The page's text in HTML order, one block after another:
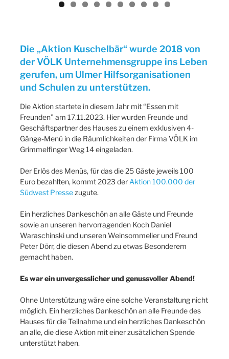
Die „Aktion Kuschelbär“ wurde 2018 von
der VÖLK Unternehmensgruppe ins Leben
gerufen, um Ulmer Hilfsorganisationen
und Schulen zu unterstützen.
Die Aktion startete in diesem Jahr mit “Essen mit
Freunden” am 17.11.2023. Hier wurden Freunde und
Geschäftspartner des Hauses zu einem exklusiven 4-
Gänge-Menü in die Räumlichkeiten der Firma VÖLK im
Grimmelfinger Weg 14 eingeladen.
Der Erlös des Menüs, für das die 25 Gäste jeweils 100
Euro bezahlten, kommt 2023 der Aktion 100.000 der
Südwest Presse zugute.
Ein herzliches Dankeschön an alle Gäste und Freunde
sowie an unseren hervorragenden Koch Daniel
Waraschinski und unseren Weinsommelier und Freund
Peter Dörr, die diesen Abend zu etwas Besonderem
gemacht haben.
Es war ein unvergesslicher und genussvoller Abend!
Ohne Unterstützung wäre eine solche Veranstaltung nicht
möglich. Ein herzliches Dankeschön an alle Freunde des
Hauses für die Teilnahme und ein herzliches Dankeschön
an alle, die diese Aktion mit einer zusätzlichen Spende
unterstützt haben.